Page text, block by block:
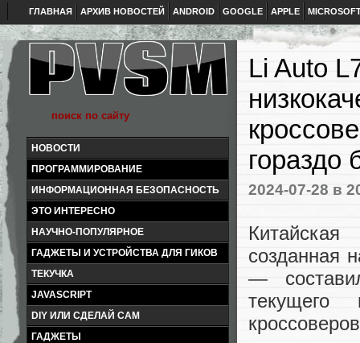
ГЛАВНАЯ АРХИВ НОВОСТЕЙ ANDROID GOOGLE APPLE
НОВОСТИ
ПРОГРАММИРОВАНИЕ
ИНФОРМАЦИОННАЯ БЕЗОПАСНОСТЬ
ЭТО ИНТЕРЕСНО
НАУЧНО-ПОПУЛЯРНОЕ
ГАДЖЕТЫ И УСТРОЙСТВА ДЛЯ ГИКОВ
ТЕКУЧКА
JAVASCRIPT
DIY ИЛИ СДЕЛАЙ САМ
ГАДЖЕТЫ
Li Auto
гораздо
2024-07-28 в
созданная
—
текущего